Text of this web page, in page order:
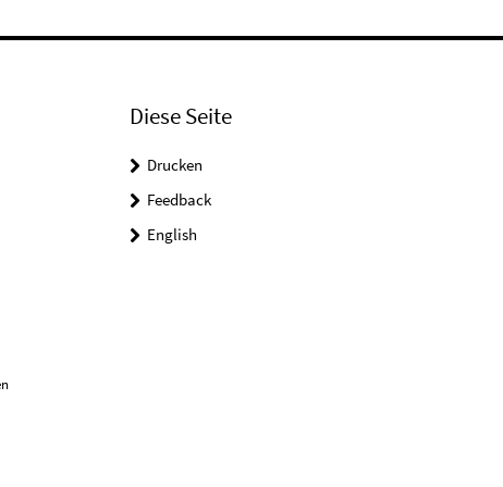
Diese Seite
Drucken
Feedback
English